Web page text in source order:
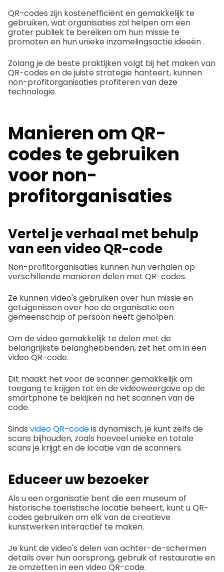
QR-codes zijn kostenefficiënt en gemakkelijk te
gebruiken, wat organisaties zal helpen om een
groter publiek te bereiken om hun missie te
promoten en hun unieke inzamelingsactie ideeën.
Zolang je de beste praktijken volgt bij het maken van
QR-codes en de juiste strategie hanteert, kunnen
non-profitorganisaties profiteren van deze
technologie.
Manieren om QR-
codes te gebruiken
voor non-
profitorganisaties
Vertel je verhaal met behulp
van een video QR-code
Non-profitorganisaties kunnen hun verhalen op
verschillende manieren delen met QR-codes.
Ze kunnen video's gebruiken over hun missie en
getuigenissen over hoe de organisatie een
gemeenschap of persoon heeft geholpen.
Om de video gemakkelijk te delen met de
belangrijkste belanghebbenden, zet het om in een
video QR-code.
Dit maakt het voor de scanner gemakkelijk om
toegang te krijgen tot en de videoweergave op de
smartphone te bekijken na het scannen van de
code.
Sinds video QR-codeis dynamisch, je kunt zelfs de
scans bijhouden, zoals hoeveel unieke en totale
scans je krijgt en de locatie van de scanners.
Educeer uw bezoeker
Als u een organisatie bent die een museum of
historische toeristische locatie beheert, kunt u QR-
codes gebruiken om elk van de creatieve
kunstwerken interactief te maken.
Je kunt de video's delen van achter-de-schermen
details over hun oorsprong, gebruik of restauratie en
ze omzetten in een video QR-code.